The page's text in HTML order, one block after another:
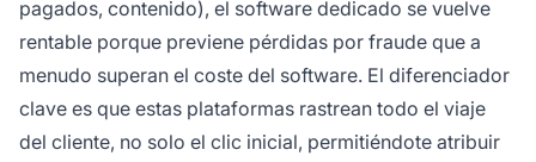
pagados, contenido), el software dedicado se vuelve
rentable porque previene pérdidas por fraude que a
menudo superan el coste del software. El diferenciador
clave es que estas plataformas rastrean todo el viaje
del cliente, no solo el clic inicial, permitiéndote atribuir